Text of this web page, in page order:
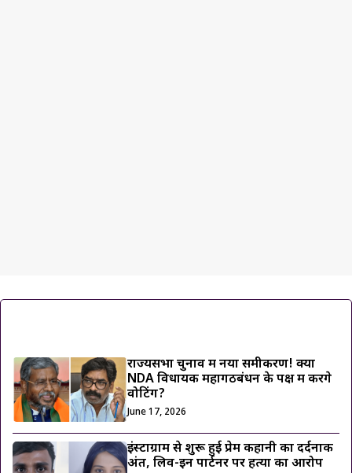
राज्यसभा चुनाव में नया समीकरण! क्या
NDA विधायक महागठबंधन के पक्ष में करेंगे
वोटिंग?
June 17, 2026
इंस्टाग्राम से शुरू हुई प्रेम कहानी का दर्दनाक
अंत, लिव-इन पार्टनर पर हत्या का आरोप